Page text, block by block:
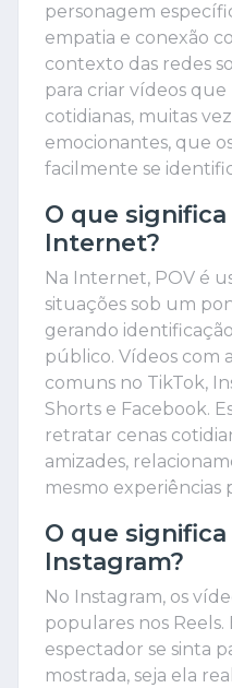
personagem
empatia e conexão
contexto das redes
para criar vídeos
cotidianas, muitas
emocionantes, que
facilmente se
O que significa
Internet?
Na Internet, POV é
situações sob um
gerando
público. Vídeos com
comuns no TikTok,
Shorts e Facebook.
retratar cenas
amizades,
mesmo experiências
O que significa
Instagram?
No Instagram, os
populares nos
espectador se sinta
mostrada, seja ela